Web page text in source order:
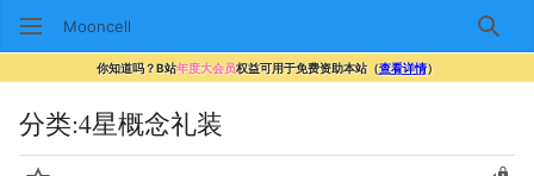
Mooncell 搜索
你知道吗？B站年度大会员权益可用于免费资助本站（查看详情）
分类:4星概念礼装